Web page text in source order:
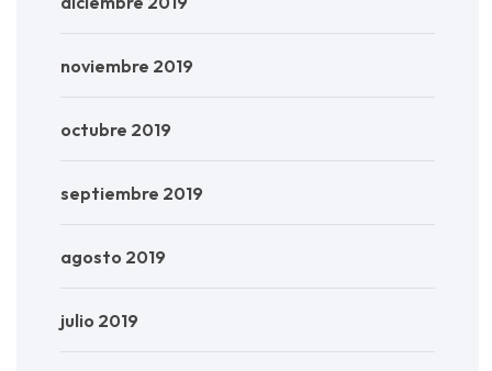
noviembre 2019
octubre 2019
septiembre 2019
agosto 2019
julio 2019